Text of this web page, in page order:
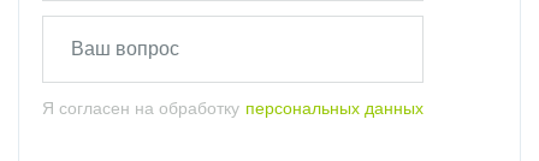
Я согласен на обработку персональных данных